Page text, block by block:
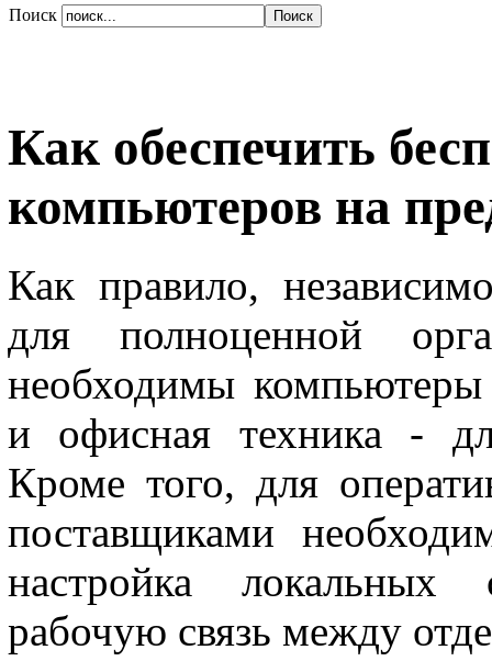
Поиск
Как обеспечить
компьютеров на
Как правило,
для полноценной
необходимы компьютеры
и офисная техника -
Кроме того, для
поставщиками
настройка локальных
рабочую связь между